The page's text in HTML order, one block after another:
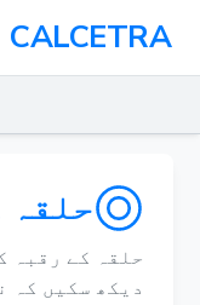
CALCETRA
حلقہ
حلقہ کے رقبہ
دیکھ سکیں کہ